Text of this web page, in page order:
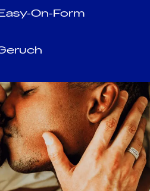
On-Form